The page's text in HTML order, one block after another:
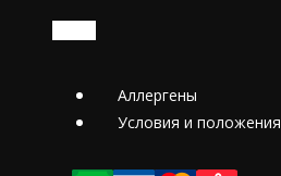
Аллергены
Условия и положения